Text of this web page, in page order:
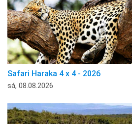
Safari Haraka 4 x 4 - 2026
sá, 08.08.2026